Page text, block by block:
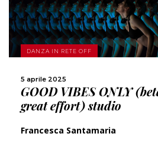
DANZA IN RETE OFF
5 aprile 2025
GOOD VIBES ONLY
great effort) studio
Francesca Santamaria
SCOPRI DI
CONDIVIDI